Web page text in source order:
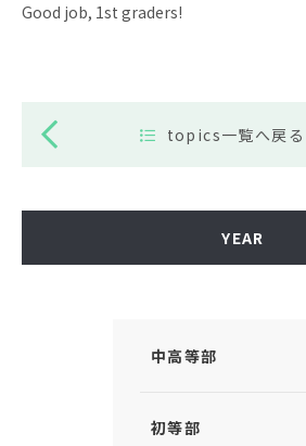
Good job, 1st graders!
topics一覧へ戻る
YEAR
中高等部
初等部